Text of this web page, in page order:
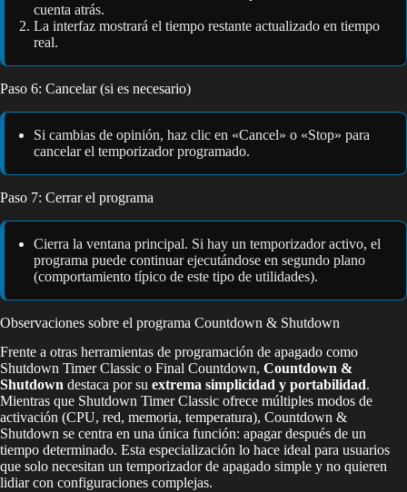
cuenta atrás.
La interfaz mostrará el tiempo restante actualizado en tiempo
real.
Paso 6: Cancelar (si es necesario)
Si cambias de opinión, haz clic en «Cancel» o «Stop» para
cancelar el temporizador programado.
Paso 7: Cerrar el programa
Cierra la ventana principal. Si hay un temporizador activo, el
programa puede continuar ejecutándose en segundo plano
(comportamiento típico de este tipo de utilidades).
Observaciones sobre el programa Countdown & Shutdown
Frente a otras herramientas de programación de apagado como
Shutdown Timer Classic o Final Countdown, Countdown &
Shutdown destaca por su extrema simplicidad y portabilidad.
Mientras que Shutdown Timer Classic ofrece múltiples modos de
activación (CPU, red, memoria, temperatura), Countdown &
Shutdown se centra en una única función: apagar después de un
tiempo determinado. Esta especialización lo hace ideal para usuarios
que solo necesitan un temporizador de apagado simple y no quieren
lidiar con configuraciones complejas.